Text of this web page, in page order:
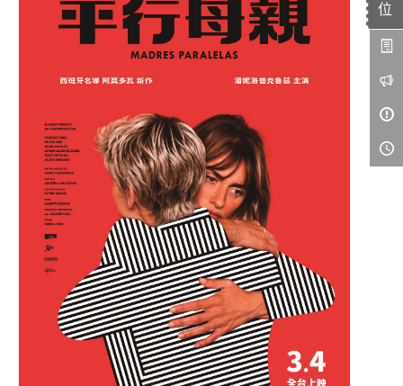
位
IMAX
4DX
GOLD CLASS
LIVE演唱會
影城公告
影城活動
中獎名單
合作夥伴